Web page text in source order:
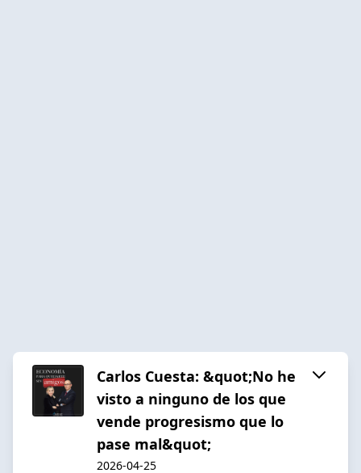
Carlos Cuesta: &quot;No he
visto a ninguno de los que
vende progresismo que lo
pase mal&quot;
2026-04-25